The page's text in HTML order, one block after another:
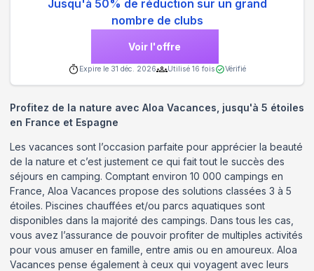
Jusqu'à 50% de réduction sur un grand
nombre de clubs
Voir l'offre
Expire le 31 déc. 2026 Utilisé 16 fois Vérifié
Profitez de la nature avec Aloa Vacances, jusqu'à 5 étoiles
en France et Espagne
Les vacances sont l’occasion parfaite pour apprécier la beauté
de la nature et c’est justement ce qui fait tout le succès des
séjours en camping. Comptant environ 10 000 campings en
France, Aloa Vacances propose des solutions classées 3 à 5
étoiles. Piscines chauffées et/ou parcs aquatiques sont
disponibles dans la majorité des campings. Dans tous les cas,
vous avez l’assurance de pouvoir profiter de multiples activités
pour vous amuser en famille, entre amis ou en amoureux. Aloa
Vacances pense également à ceux qui voyagent avec leurs